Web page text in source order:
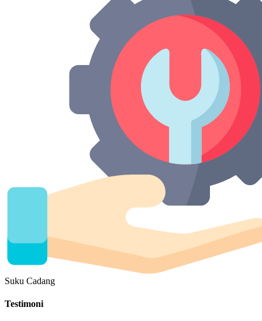
Suku Cadang
Testimoni